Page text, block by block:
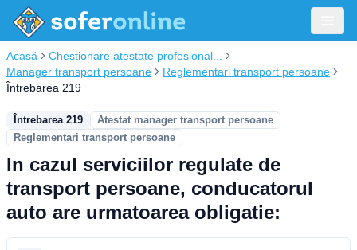
Acasă
Chestionare atestate profesional...
Manager transport persoane
Reglementari transport persoane
Întrebarea 219
Întrebarea 219
Atestat manager transport persoane
Reglementari transport persoane
In cazul serviciilor regulate de
transport persoane, conducatorul
auto are urmatoarea obligatie: